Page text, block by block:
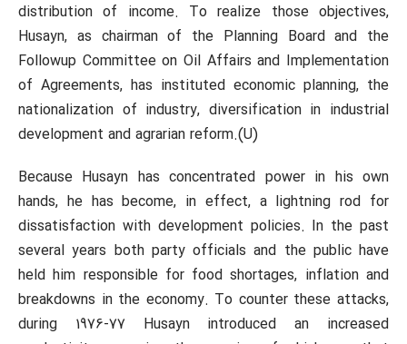
distribution of income. To realize those objectives,
Husayn, as chairman of the Planning Board and the
Followup Committee on Oil Affairs and Implementation
of Agreements, has instituted economic planning, the
nationalization of industry, diversification in industrial
development and agrarian reform.(U)
Because Husayn has concentrated power in his own
hands, he has become, in effect, a lightning rod for
dissatisfaction with development policies. In the past
several years both party officials and the public have
held him responsible for food shortages, inflation and
breakdowns in the economy. To counter these attacks,
during 1976-77 Husayn introduced an increased